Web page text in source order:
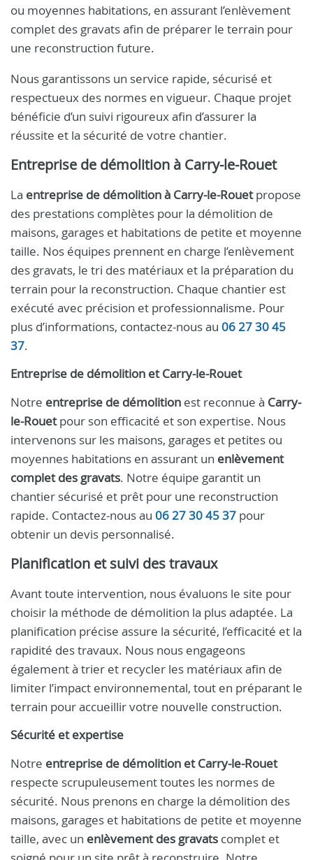
ou moyennes habitations, en assurant l’enlèvement
complet des gravats afin de préparer le terrain pour
une reconstruction future.
Nous garantissons un service rapide, sécurisé et
respectueux des normes en vigueur. Chaque projet
bénéficie d’un suivi rigoureux afin d’assurer la
réussite et la sécurité de votre chantier.
Entreprise de démolition à Carry-le-Rouet
La entreprise de démolition à Carry-le-Rouetpropose
des prestations complètes pour la démolition de
maisons, garages et habitations de petite et moyenne
taille. Nos équipes prennent en charge l’enlèvement
des gravats, le tri des matériaux et la préparation du
terrain pour la reconstruction. Chaque chantier est
exécuté avec précision et professionnalisme. Pour
plus d’informations, contactez-nous au 06 27 30 45
37.
Entreprise de démolition et Carry-le-Rouet
Notre entreprise de démolition est reconnue à Carry-
le-Rouetpour son efficacité et son expertise. Nous
intervenons sur les maisons, garages et petites ou
moyennes habitations en assurant un enlèvement
complet des gravats. Notre équipe garantit un
chantier sécurisé et prêt pour une reconstruction
rapide. Contactez-nous au 06 27 30 45 37 pour
obtenir un devis personnalisé.
Planification et suivi des travaux
Avant toute intervention, nous évaluons le site pour
choisir la méthode de démolition la plus adaptée. La
planification précise assure la sécurité, l’efficacité et la
rapidité des travaux. Nous nous engageons
également à trier et recycler les matériaux afin de
limiter l’impact environnemental, tout en préparant le
terrain pour accueillir votre nouvelle construction.
Sécurité et expertise
Notre entreprise de démolition et Carry-le-Rouet
respecte scrupuleusement toutes les normes de
sécurité. Nous prenons en charge la démolition des
maisons, garages et habitations de petite et moyenne
taille, avec un enlèvement des gravats complet et